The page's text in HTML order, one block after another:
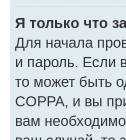
Я только что
Для начала
и пароль. Если
то может быть
COPPA, и вы
вам